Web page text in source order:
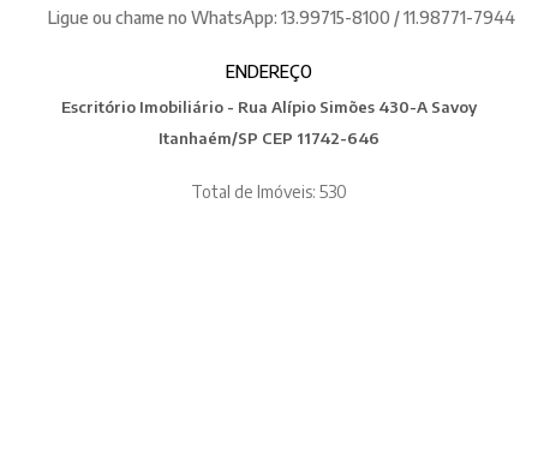
Ligue ou chame no WhatsApp: 13.99715-8100 / 11.98771-7944
ENDEREÇO
Escritório Imobiliário - Rua Alípio Simões 430-A Savoy
Itanhaém/SP CEP 11742-646
Total de Imóveis: 530